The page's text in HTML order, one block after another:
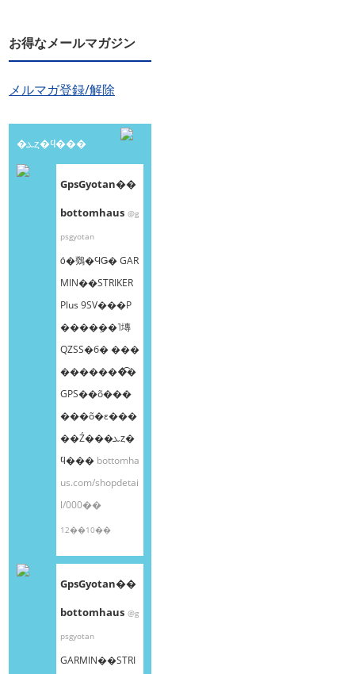
お得なメールマガジン
メルマガ登録/解除
�ܥȥ�ϥ���
GpsGyotan��
bottomhaus @g
psgyotan
ȯ�䳫�ϤǤ� GAR
MIN��STRIKER
Plus 9SV���Ρ
����ܸ��˥塼
QZSS�б� ���
�������͡�
GPS��õ���
���õ�ε���
��Ź���ܥȥ�
ϥ��� bottomha
us.com/shopdetai
l/000��
12��10��
GpsGyotan��
bottomhaus @g
psgyotan
GARMIN��STRI